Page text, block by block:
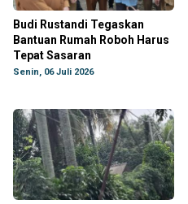
Budi Rustandi Tegaskan
Bantuan Rumah Roboh Harus
Tepat Sasaran
Senin, 06 Juli 2026